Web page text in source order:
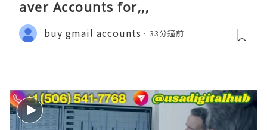
aver Accounts for,,,
buy gmail accounts 33分鐘前